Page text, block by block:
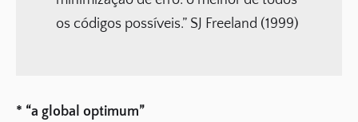
os códigos possíveis.” SJ Freeland (1999)
* “a global optimum”